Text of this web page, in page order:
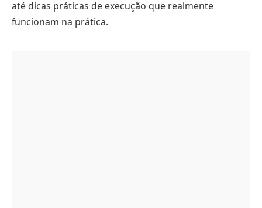
até dicas práticas de execução que realmente
funcionam na prática.